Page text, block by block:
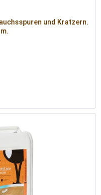
und Kratzern.